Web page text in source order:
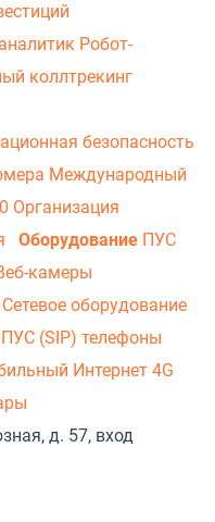
Робот-
коллтрекинг
безопасность
Международный
Организация
Оборудование ПУС
камеры
Сетевое оборудование
ПУС (SIP) телефоны
Интернет 4G
д. 57, вход